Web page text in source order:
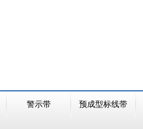
警示带 预成型标线带